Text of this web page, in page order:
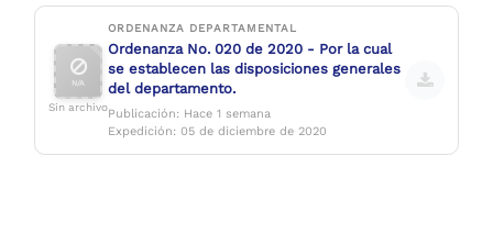
N/A
Sin archivo
ORDENANZA DEPARTAMENTAL
Ordenanza No. 020 de 2020 - Por la cual
se establecen las disposiciones generales
del departamento.
Publicación: Hace 1 semana
Expedición: 05 de diciembre de 2020